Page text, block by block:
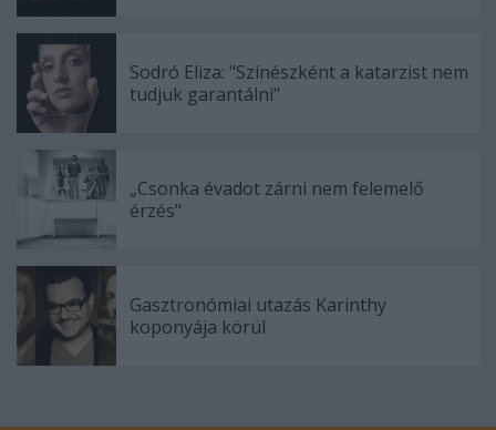
Sodró Eliza: "Színészként a katarzist nem
tudjuk garantálni"
„Csonka évadot zárni nem felemelő
érzés"
Gasztronómiai utazás Karinthy
koponyája körül